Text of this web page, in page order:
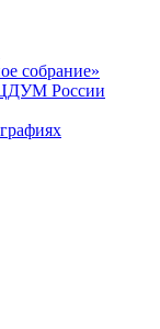
собрание»
ЦДУМ России